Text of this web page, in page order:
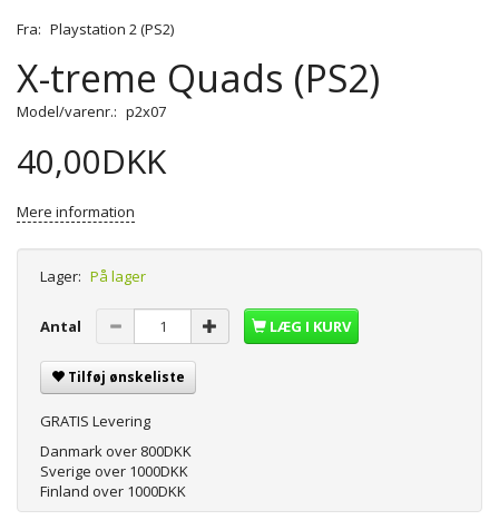
Fra: Playstation 2 (PS2)
X-treme Quads (PS2)
Model/varenr.: p2x07
40,00DKK
Mere information
Lager: På lager
Antal LÆG I KURV
Tilføj ønskeliste
GRATIS Levering
Danmark over 800DKK
Sverige over 1000DKK
Finland over 1000DKK